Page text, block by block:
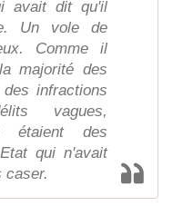
avait dit qu'il
Un vole de
Comme il
majorité des
infractions
vagues,
étaient des
qui n'avait
caser.